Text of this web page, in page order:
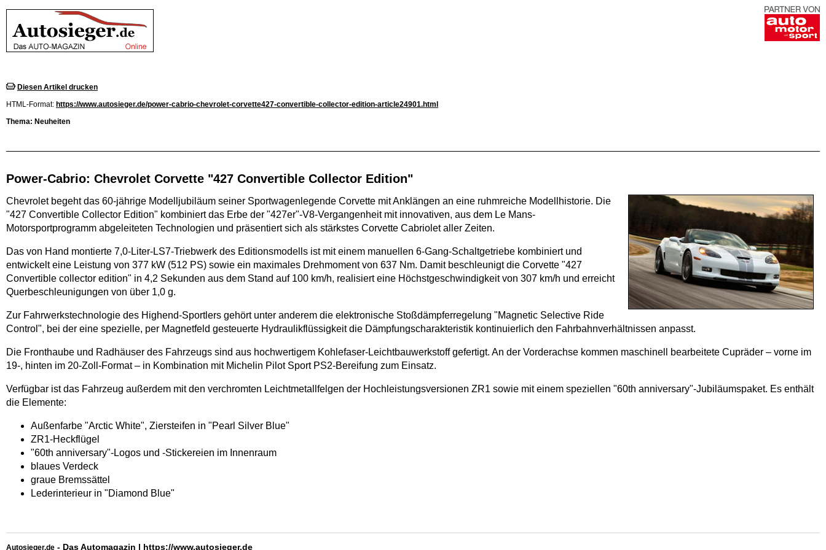
Diesen Artikel drucken
HTML-Format: https://www.autosieger.de/power-cabrio-chevrolet-corvette427-convertible-collector-edition-article24901.html
Thema: Neuheiten
Power-Cabrio: Chevrolet Corvette "427 Convertible Collector Edition"
Chevrolet begeht das 60-jährige Modelljubiläum seiner Sportwagenlegende Corvette mit Anklängen an eine ruhmreiche Modellhistorie. Die
"427 Convertible Collector Edition" kombiniert das Erbe der "427er"-V8-Vergangenheit mit innovativen, aus dem Le Mans-
Motorsportprogramm abgeleiteten Technologien und präsentiert sich als stärkstes Corvette Cabriolet aller Zeiten.
Das von Hand montierte 7,0-Liter-LS7-Triebwerk des Editionsmodells ist mit einem manuellen 6-Gang-Schaltgetriebe kombiniert und
entwickelt eine Leistung von 377 kW (512 PS) sowie ein maximales Drehmoment von 637 Nm. Damit beschleunigt die Corvette "427
Convertible collector edition" in 4,2 Sekunden aus dem Stand auf 100 km/h, realisiert eine Höchstgeschwindigkeit von 307 km/h und erreicht
Querbeschleunigungen von über 1,0 g.
Zur Fahrwerkstechnologie des Highend-Sportlers gehört unter anderem die elektronische Stoßdämpferregelung "Magnetic Selective Ride
Control", bei der eine spezielle, per Magnetfeld gesteuerte Hydraulikflüssigkeit die Dämpfungscharakteristik kontinuierlich den Fahrbahnverhältnissen anpasst.
Die Fronthaube und Radhäuser des Fahrzeugs sind aus hochwertigem Kohlefaser-Leichtbauwerkstoff gefertigt. An der Vorderachse kommen maschinell bearbeitete Cupräder – vorne im
19-, hinten im 20-Zoll-Format – in Kombination mit Michelin Pilot Sport PS2-Bereifung zum Einsatz.
Verfügbar ist das Fahrzeug außerdem mit den verchromten Leichtmetallfelgen der Hochleistungsversionen ZR1 sowie mit einem speziellen "60th anniversary"-Jubiläumspaket. Es enthält
die Elemente:
Außenfarbe "Arctic White", Ziersteifen in "Pearl Silver Blue"
ZR1-Heckflügel
"60th anniversary"-Logos und -Stickereien im Innenraum
blaues Verdeck
graue Bremssättel
Lederinterieur in "Diamond Blue"
Autosieger.de - Das Automagazin | https://www.autosieger.de